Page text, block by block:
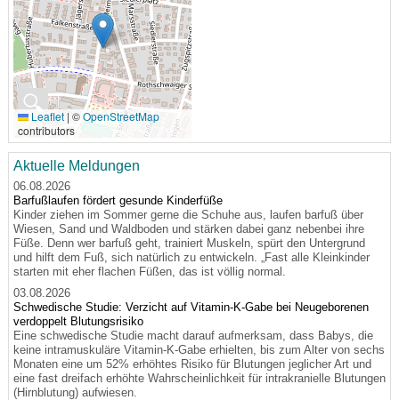
🔍
Leaflet | ©OpenStreetMap
contributors
Aktuelle Meldungen
06.08.2026
Barfußlaufen fördert gesunde Kinderfüße
Kinder ziehen im Sommer gerne die Schuhe aus, laufen barfuß über
Wiesen, Sand und Waldboden und stärken dabei ganz nebenbei ihre
Füße. Denn wer barfuß geht, trainiert Muskeln, spürt den Untergrund
und hilft dem Fuß, sich natürlich zu entwickeln. „Fast alle Kleinkinder
starten mit eher flachen Füßen, das ist völlig normal.
03.08.2026
Schwedische Studie: Verzicht auf Vitamin-K-Gabe bei Neugeborenen
verdoppelt Blutungsrisiko
Eine schwedische Studie macht darauf aufmerksam, dass Babys, die
keine intramuskuläre Vitamin-K-Gabe erhielten, bis zum Alter von sechs
Monaten eine um 52% erhöhtes Risiko für Blutungen jeglicher Art und
eine fast dreifach erhöhte Wahrscheinlichkeit für intrakranielle Blutungen
(Hirnblutung) aufwiesen.